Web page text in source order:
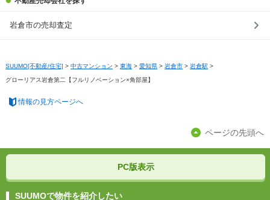
岩倉市の売却査定
SUUMO[不動産/住宅] > 中古マンション > 東海 > 愛知県 > 岩倉市 > 岩倉駅 >
グローリアス岩倉第二【フルリノベーション×角部屋】
情報の見方ページへ
ページの先頭へ
PC版表示
SUUMOで物件を紹介したい